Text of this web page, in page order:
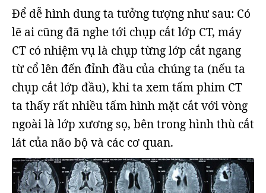
Để dễ hình dung ta tưởng tượng như sau: Có
lẽ ai cũng đã nghe tới chụp cắt lớp CT, máy
CT có nhiệm vụ là chụp từng lớp cắt ngang
từ cổ lên đến đỉnh đầu của chúng ta (nếu ta
chụp cắt lớp đầu), khi ta xem tấm phim CT
ta thấy rất nhiều tấm hình mặt cắt với vòng
ngoài là lớp xương sọ, bên trong hình thù cắt
lát của não bộ và các cơ quan.